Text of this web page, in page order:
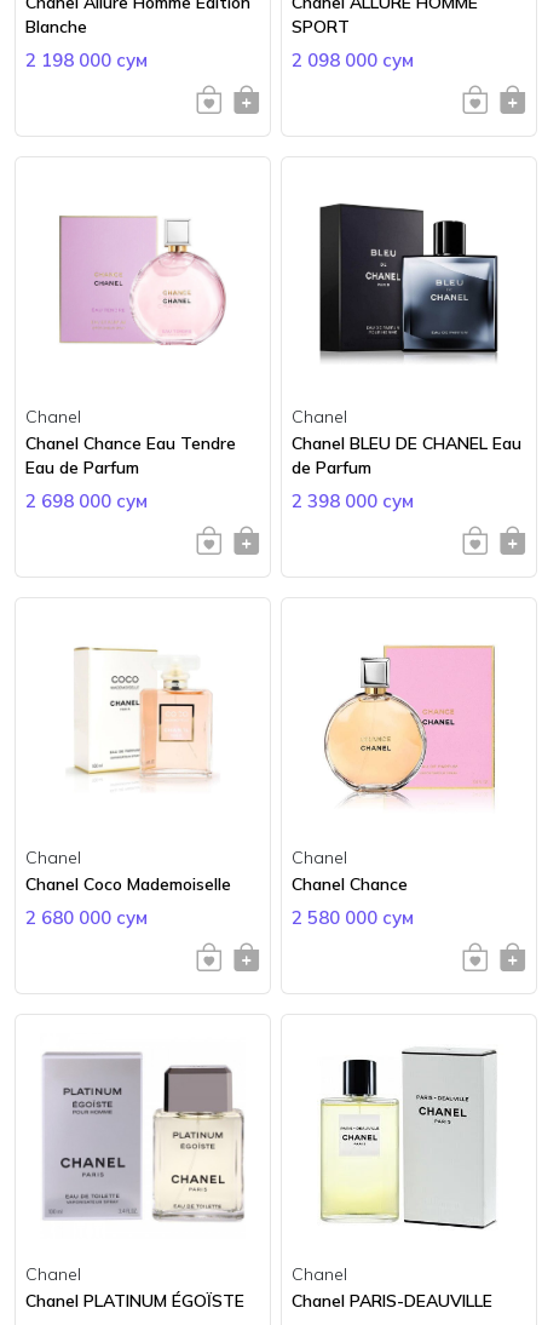
Blanche
2 198 000 сум
SPORT
2 098 000 сум
Chanel
Chanel Chance Eau Tendre
Eau de Parfum
2 698 000 сум
Chanel
Chanel BLEU DE CHANEL Eau
de Parfum
2 398 000 сум
Chanel
Chanel Coco Mademoiselle
2 680 000 сум
Chanel
Chanel Сhance
2 580 000 сум
Chanel
Chanel PLATINUM ÉGOÏSTE
Chanel
Chanel PARIS-DEAUVILLE